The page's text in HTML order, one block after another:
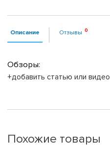
Описание Отзывы
Обзоры:
+добавить статью или видео
Похожие товары